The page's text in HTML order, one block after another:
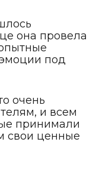
она провела
под
очень
и всем
принимали
свои ценные